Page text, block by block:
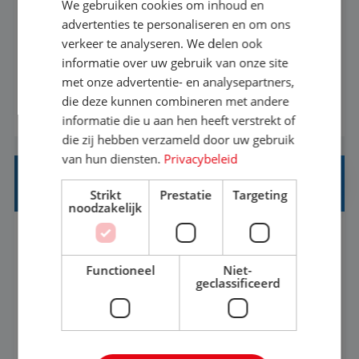
Met jouw ervaring in de reisbranche of
achtergrond in toerisme ben je klaar voor de
volgende stap. Vanaf je stoel reis je de hele
wereld over en speel je moeiteloos in op de
wensen van je team, je klant en wat er in de
reiswereld gebeurt. Met je enthousiasme weet je
klanten te overtuigen om die droomreis te
boeken! ...
BEKIJK VACATURE
REISADVISEUR ALLROUND
Aalsmeer, Noord-Holland, Nederland
33-36 uur
MBO
Een vakantie plannen is het leukste dat er is. Of
het nu voor jezelf is, of voor een ander: jij vindt
We gebruiken cookies om inhoud en
advertenties te personaliseren en om ons
verkeer te analyseren. We delen ook
informatie over uw gebruik van onze site
met onze advertentie- en analysepartners,
die deze kunnen combineren met andere
informatie die u aan hen heeft verstrekt of
die zij hebben verzameld door uw gebruik
van hun diensten. Privacybeleid
Strikt
noodzakelijk
Prestatie Targeting
Functioneel
Niet-
geclassificeerd